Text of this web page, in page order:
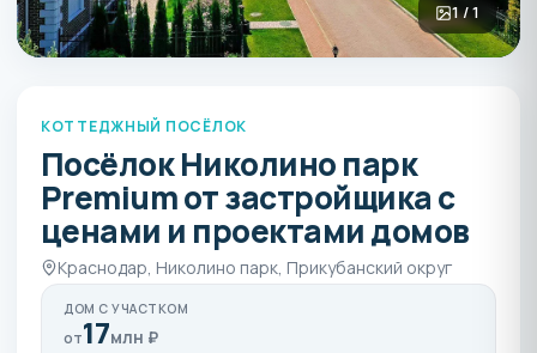
1 / 1
КОТТЕДЖНЫЙ ПОСЁЛОК
Посёлок Николино парк
Premium от застройщика с
ценами и проектами домов
Краснодар, Николино парк, Прикубанский округ
ДОМ С УЧАСТКОМ
от17млн ₽